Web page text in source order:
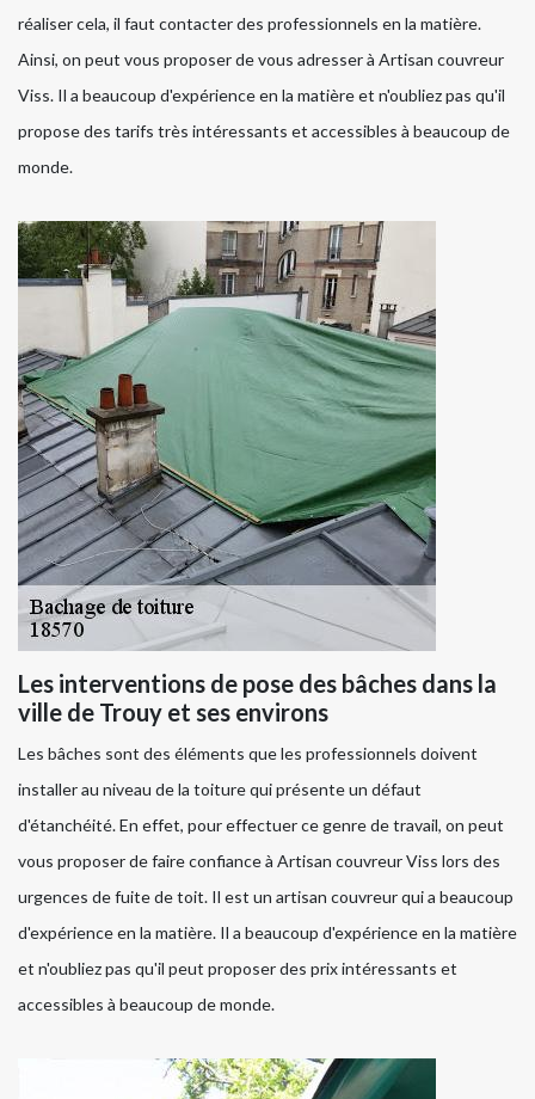
réaliser cela, il faut contacter des professionnels en la matière.
Ainsi, on peut vous proposer de vous adresser à Artisan couvreur
Viss. Il a beaucoup d'expérience en la matière et n'oubliez pas qu'il
propose des tarifs très intéressants et accessibles à beaucoup de
monde.
Les interventions de pose des bâches dans la
ville de Trouy et ses environs
Les bâches sont des éléments que les professionnels doivent
installer au niveau de la toiture qui présente un défaut
d'étanchéité. En effet, pour effectuer ce genre de travail, on peut
vous proposer de faire confiance à Artisan couvreur Viss lors des
urgences de fuite de toit. Il est un artisan couvreur qui a beaucoup
d'expérience en la matière. Il a beaucoup d'expérience en la matière
et n'oubliez pas qu'il peut proposer des prix intéressants et
accessibles à beaucoup de monde.